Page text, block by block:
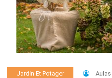
Jardin Et Potager Aulas